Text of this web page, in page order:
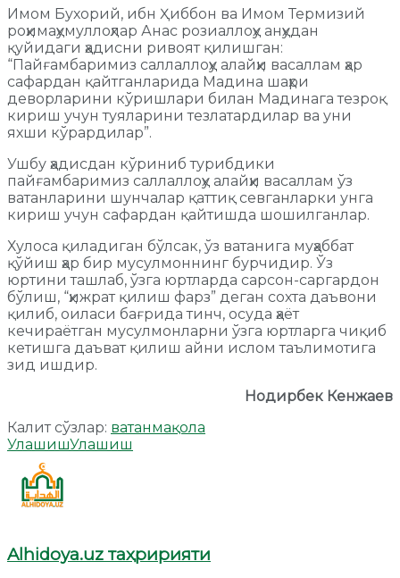
Имом Бухорий, ибн Ҳиббон ва Имом Термизий
роҳимаҳумуллоҳлар Анас розиаллоҳу анҳудан
қуйидаги ҳадисни ривоят қилишган:
“Пайғамбаримиз саллаллоҳу алайҳи васаллам ҳар
сафардан қайтганларида Мадина шаҳри
деворларини кўришлари билан Мадинага тезроқ
кириш учун туяларини тезлатардилар ва уни
яхши кўрардилар”.
Ушбу ҳадисдан кўриниб турибдики
пайғамбаримиз саллаллоҳу алайҳи васаллам ўз
ватанларини шунчалар қаттиқ севганларки унга
кириш учун сафардан қайтишда шошилганлар.
Хулоса қиладиган бўлсак, ўз ватанига муҳаббат
қўйиш ҳар бир мусулмоннинг бурчидир. Ўз
юртини ташлаб, ўзга юртларда сарсон-саргардон
бўлиш, “ҳижрат қилиш фарз” деган сохта даъвони
қилиб, оиласи бағрида тинч, осуда ҳаёт
кечираётган мусулмонларни ўзга юртларга чиқиб
кетишга даъват қилиш айни ислом таълимотига
зид ишдир.
Нодирбек Кенжаев
Калит сўзлар: ватанмақола
УлашишУлашиш
Alhidoya.uz таҳририяти